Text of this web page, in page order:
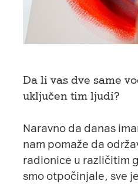
Da li vas dve same
uključen tim ljudi?
Naravno da danas
nam pomaže da
radionice u različitim
smo otpočinjale, sve